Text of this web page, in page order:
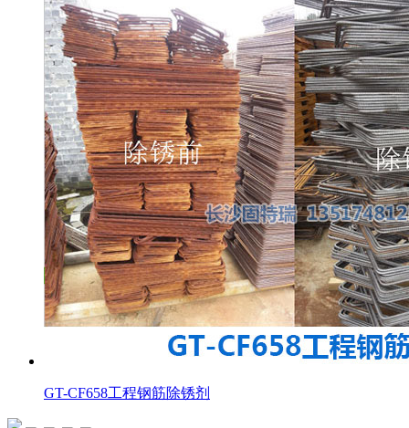
GT-CF658工程钢筋除锈剂